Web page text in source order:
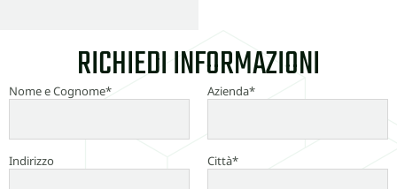
RICHIEDI INFORMAZIONI
Nome e Cognome* Azienda*
Indirizzo Città*